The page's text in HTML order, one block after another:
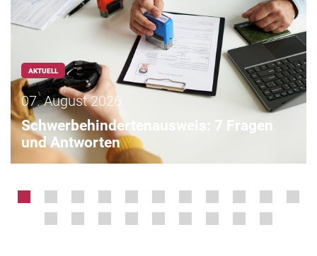
AKTUELL
07. August 2026
Schwerbehindertenausweis: 7 Fragen
und Antworten